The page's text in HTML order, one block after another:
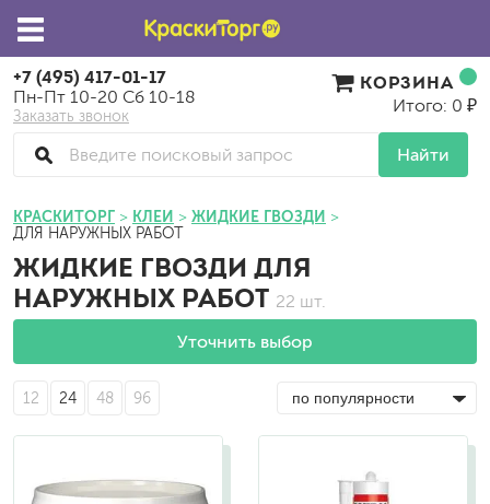
+7 (495) 417-01-17
Пн-Пт 10-20 Сб 10-18
Заказать звонок
Найти
КОРЗИНА
Итого: 0 ₽
КРАСКИТОРГ КЛЕИ ЖИДКИЕ ГВОЗДИ
ДЛЯ НАРУЖНЫХ РАБОТ
ЖИДКИЕ ГВОЗДИ ДЛЯ
НАРУЖНЫХ РАБОТ 22 шт.
Уточнить выбор
12 24 48 96